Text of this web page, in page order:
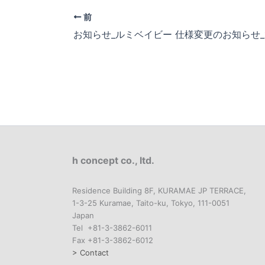
前
お知らせ_ルミベイビー 仕様変更のお知ら
h concept co., ltd.
Residence Building 8F, KURAMAE JP TERRACE,
1-3-25 Kuramae, Taito-ku, Tokyo, 111-0051
Japan
Tel +81-3-3862-6011
Fax +81-3-3862-6012
> Contact